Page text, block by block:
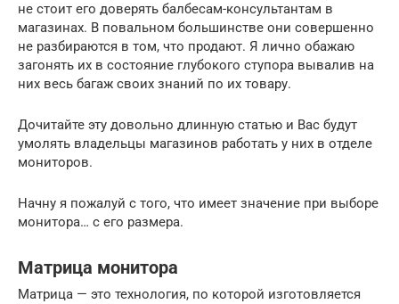
не стоит его доверять балбесам-консультантам в
магазинах. В повальном большинстве они совершенно
не разбираются в том, что продают. Я лично обажаю
загонять их в состояние глубокого ступора вывалив на
них весь багаж своих знаний по их товару.
Дочитайте эту довольно длинную статью и Вас будут
умолять владельцы магазинов работать у них в отделе
мониторов.
Начну я пожалуй с того, что имеет значение при выборе
монитора… с его размера.
Матрица монитора
Матрица — это технология, по которой изготовляется